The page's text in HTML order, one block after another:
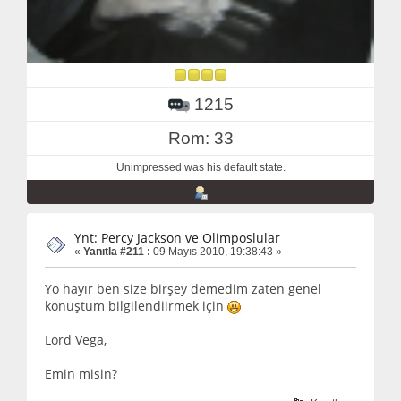
1215
Rom: 33
Unimpressed was his default state.
Ynt: Percy Jackson ve Olimposlular
« Yanıtla #211 : 09 Mayıs 2010, 19:38:43 »
Yo hayır ben size birşey demedim zaten genel
konuştum bilgilendiirmek için
Lord Vega,
Emin misin?